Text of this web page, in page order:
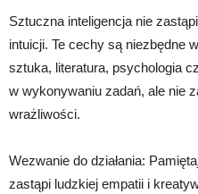
Sztuczna inteligencja nie
intuicji. Te cechy są niezbędne
sztuka, literatura, psychologia
w wykonywaniu zadań, ale nie
wrażliwości.
Wezwanie do działania:
zastąpi ludzkiej empatii i